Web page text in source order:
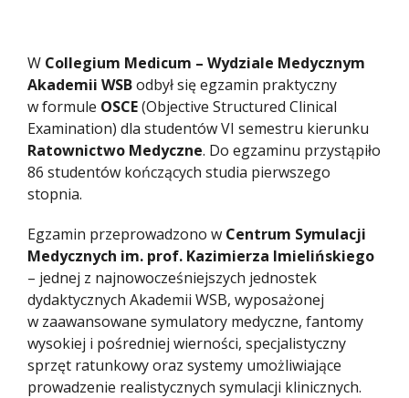
W Collegium Medicum – Wydziale Medycznym
Akademii WSBodbył się egzamin praktyczny
w formule OSCE(Objective Structured Clinical
Examination) dla studentów VI semestru kierunku
Ratownictwo Medyczne. Do egzaminu przystąpiło
86 studentów kończących studia pierwszego
stopnia.
Egzamin przeprowadzono w Centrum Symulacji
Medycznych im. prof. Kazimierza Imielińskiego
– jednej z najnowocześniejszych jednostek
dydaktycznych Akademii WSB, wyposażonej
w zaawansowane symulatory medyczne, fantomy
wysokiej i pośredniej wierności, specjalistyczny
sprzęt ratunkowy oraz systemy umożliwiające
prowadzenie realistycznych symulacji klinicznych.